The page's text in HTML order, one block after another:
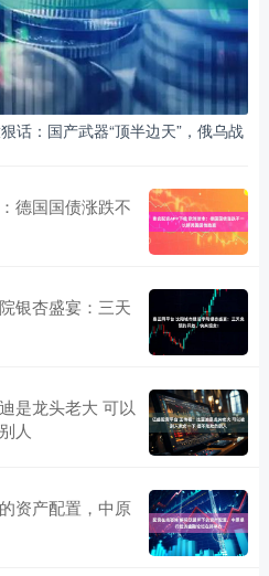
话：国产武器“顶半边天”，俄乌战
德国国债涨跌不
银杏盛宴：三天
是龙头老大 可以
人
资产配置，中原